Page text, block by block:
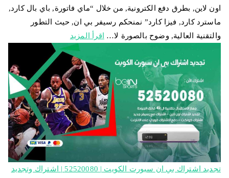
اون لاين, بطرق دفع الكترونية, من خلال “ماي فاتورة, باي بال كارد,
ماسترد كارد, فيزا كارد” نمنحكم رسيفر بي ان, حيث التطور
والتقنية العالية, وضوح بالصورة لا…
اقرأ المزيد
تجديد اشتراك بي ان سبورت الكويت | 52520080 | اشتراك وتجديد